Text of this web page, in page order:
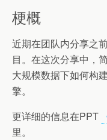
梗概
近期在团队内分享之
目。在这次分享中，
大规模数据下如何构
擎。
更详细的信息在PPT
里。